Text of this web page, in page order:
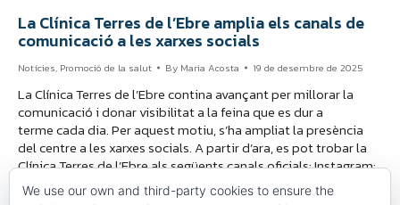
La Clínica Terres de l’Ebre amplia els canals de
comunicació a les xarxes socials
Notícies, Promoció de la salut By Maria Acosta 19 de desembre de 2025
La Clínica Terres de l’Ebre contina avançant per millorar la
comunicació i donar visibilitat a la feina que es dur a
terme cada dia. Per aquest motiu, s’ha ampliat la presència
del centre a les xarxes socials. A partir d’ara, es pot trobar la
Clínica Terres de l’Ebre als següents canals oficials: Instagram:
https://www.instagram.com/clinicaterresebre?
igsh=MTA2aDRzODBqYmtoaA==
We use our own and third-party cookies to ensure the